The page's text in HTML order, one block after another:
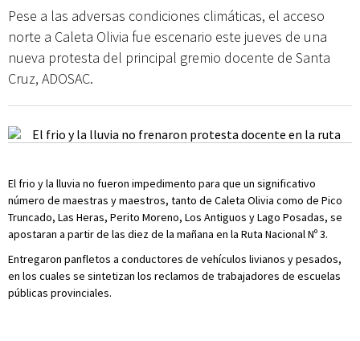
Pese a las adversas condiciones climáticas, el acceso
norte a Caleta Olivia fue escenario este jueves de una
nueva protesta del principal gremio docente de Santa
Cruz, ADOSAC.
El frio y la lluvia no fueron impedimento para que un significativo
número de maestras y maestros, tanto de Caleta Olivia como de Pico
Truncado, Las Heras, Perito Moreno, Los Antiguos y Lago Posadas, se
apostaran a partir de las diez de la mañana en la Ruta Nacional Nº 3.
Entregaron panfletos a conductores de vehículos livianos y pesados,
en los cuales se sintetizan los reclamos de trabajadores de escuelas
públicas provinciales.